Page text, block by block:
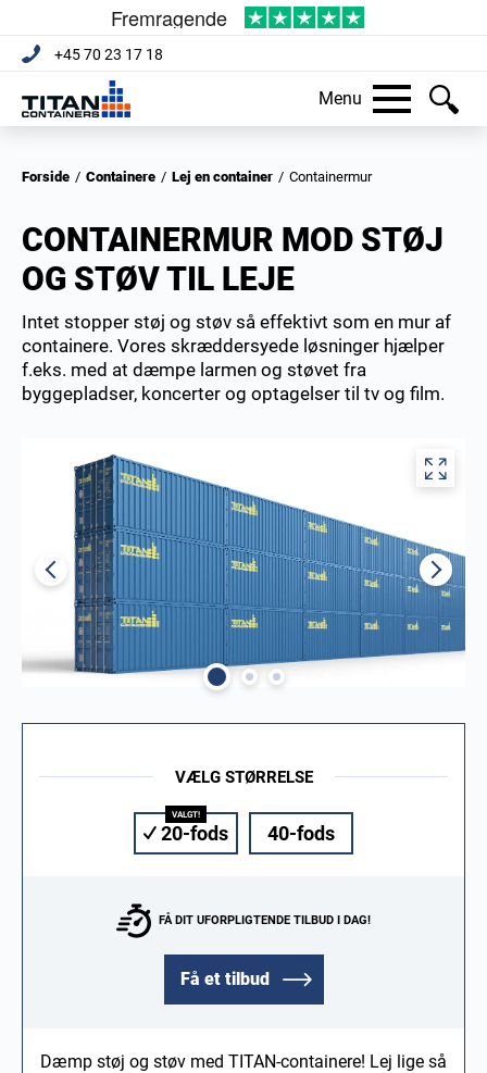
+45 70 23 17 18
Menu
Forside / Containere / Lej en container / Containermur
CONTAINERMUR MOD STØJ
OG STØV TIL LEJE
Intet stopper støj og støv så effektivt som en mur af
containere. Vores skræddersyede løsninger hjælper
f.eks. med at dæmpe larmen og støvet fra
byggepladser, koncerter og optagelser til tv og film.
VÆLG STØRRELSE
20-fods 40-fods
Få et tilbud
FÅ DIT UFORPLIGTENDE TILBUD I DAG!
Dæmp støj og støv med TITAN-containere! Lej lige så